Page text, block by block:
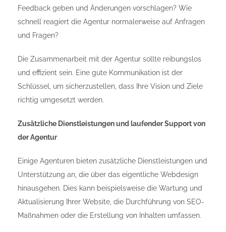
Feedback geben und Änderungen vorschlagen? Wie
schnell reagiert die Agentur normalerweise auf Anfragen
und Fragen?
Die Zusammenarbeit mit der Agentur sollte reibungslos
und effizient sein. Eine gute Kommunikation ist der
Schlüssel, um sicherzustellen, dass Ihre Vision und Ziele
richtig umgesetzt werden.
Zusätzliche Dienstleistungen und laufender Support von
der Agentur
Einige Agenturen bieten zusätzliche Dienstleistungen und
Unterstützung an, die über das eigentliche Webdesign
hinausgehen. Dies kann beispielsweise die Wartung und
Aktualisierung Ihrer Website, die Durchführung von SEO-
Maßnahmen oder die Erstellung von Inhalten umfassen.